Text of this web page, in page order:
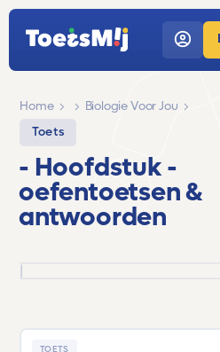
Home
Biologie Voor Jou
Toets
- Hoofdstuk -
oefentoetsen &
antwoorden
|
TOETS